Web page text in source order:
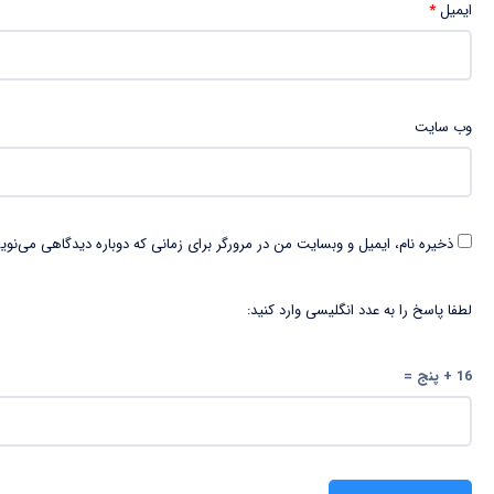
ایمیل*
وب‌ سایت
ذخیره نام، ایمیل و وبسایت من در مرورگر برای زمانی که دوباره دیدگاهی
لطفا پاسخ را به عدد انگلیسی وارد کنید:
16 + پنج =